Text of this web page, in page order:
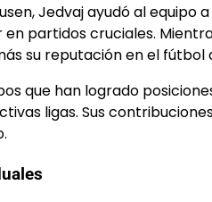
Jedvaj ayudó al equipo
partidos cruciales.
su reputación en el fútbol
que han logrado
ligas. Sus